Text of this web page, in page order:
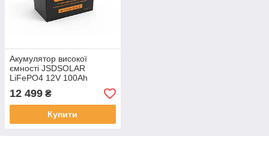
Акумулятор високої
ємності JSDSOLAR
LiFePO4 12V 100Ah
12 499 ₴
Купити